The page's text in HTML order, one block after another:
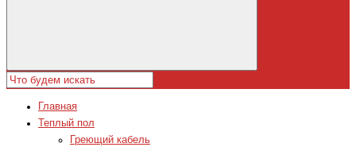
Главная
Теплый пол
Греющий кабель